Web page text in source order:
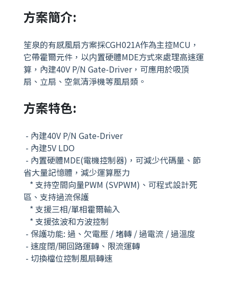
方案簡介:
笙泉的有感風扇方案採CGH021A作為主控MCU，
它帶霍爾元件，以内置硬體MDE方式來處理高速運
算，內建40V P/N Gate-Driver，可應用於吸頂
扇、立扇、空氣清淨機等風扇類。
方案特色:
- 內建40V P/N Gate-Driver
- 內建5V LDO
- 內置硬體MDE(電機控制器)，可減少代碼量、節
省大量記憶體，減少運算壓力
*支持空間向量PWM (SVPWM)、可程式設計死
區、支持過流保護
* 支援三相/單相霍爾輸入
* 支援弦波和方波控制
- 保護功能: 過、欠電壓 / 堵轉 / 過電流 / 過溫度
- 速度閉/開回路運轉、限流運轉
- 切換檔位控制風扇轉速